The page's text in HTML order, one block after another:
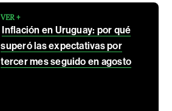
VER +
Inflación en Uruguay: por qué
superó las expectativas por
tercer mes seguido en agosto